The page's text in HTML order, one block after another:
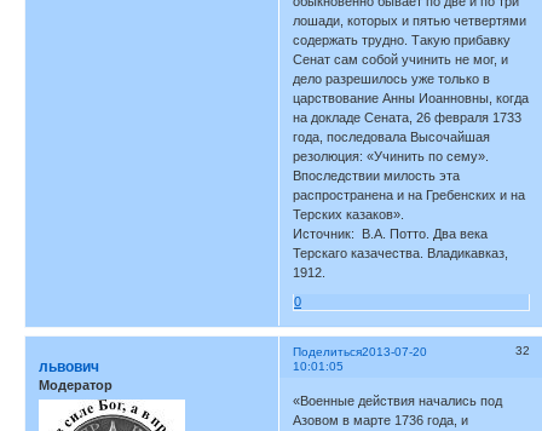
лошади, которых и пятью четвертями
содержать трудно. Такую прибавку
Сенат сам собой учинить не мог, и
дело разрешилось уже только в
царствование Анны Иоанновны, когда
на докладе Сената, 26 февраля 1733
года, последовала Высочайшая
резолюция: «Учинить по сему».
Впоследствии милость эта
распространена и на Гребенских и на
Терских казаков».
Источник: В.А. Потто. Два века
Терскаго казачества. Владикавказ,
1912.
0
Поделиться 32
2013-07-20
10:01:05
львович
Модератор
«Военные действия начались под
Азовом в марте 1736 года, и